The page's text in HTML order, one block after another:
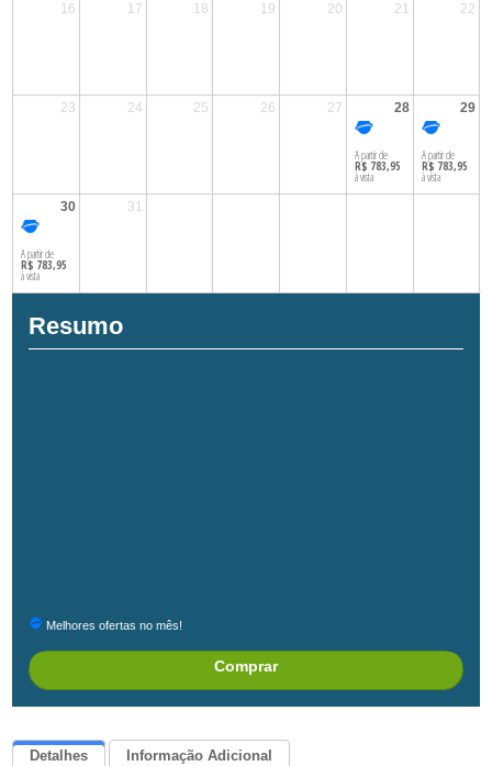
16 17 18 19 20 21 22
23 24 25 26 27 28
A partir de
R$ 783,95
à vista
29
A partir de
R$ 783,95
à vista
30
A partir de
R$ 783,95
à vista
31
Resumo
Melhores ofertas no mês!
Comprar
Detalhes Informação Adicional